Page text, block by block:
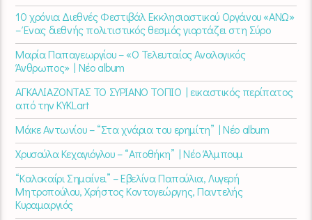
10 χρόνια Διεθνές Φεστιβάλ Εκκλησιαστικού Οργάνου «ΑΝΩ»
– Ένας διεθνής πολιτιστικός θεσμός γιορτάζει στη Σύρο​
Μαρία Παπαγεωργίου – «Ο Τελευταίος Αναλογικός
Άνθρωπος» | Νέο album
ΑΓΚΑΛΙΑΖΟΝΤΑΣ ΤΟ ΣΥΡΙΑΝΟ ΤΟΠΙΟ | εικαστικός περίπατος
από την KYKLart
Μάκε Αντωνίου – “Στα χνάρια του ερημίτη” | Νέο album
Χρυσούλα Κεχαγιόγλου – “Αποθήκη” | Νέο Άλμπουμ
“Καλοκαίρι Σημαίνει” – Εβελίνα Παπούλια, Λυγερή
Μητροπούλου, Χρήστος Κοντογεώργης, Παντελής
Κυραμαργιός